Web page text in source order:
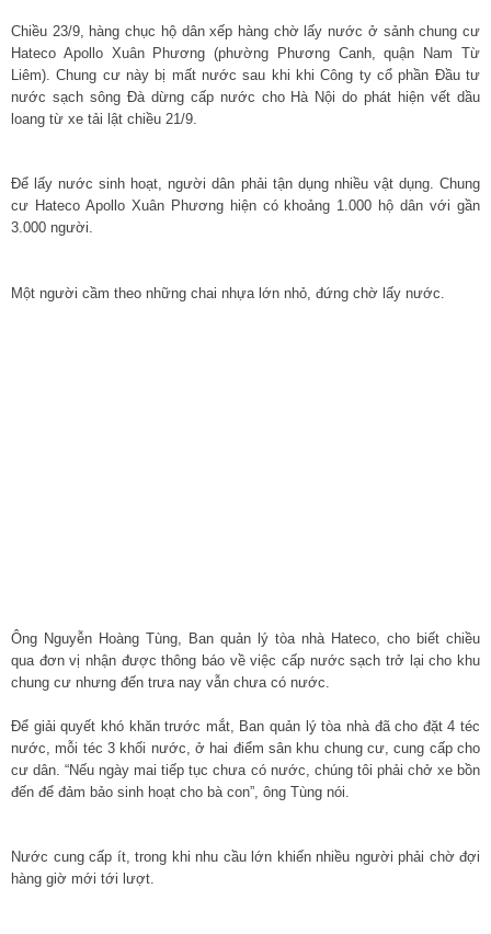
Chiều 23/9, hàng chục hộ dân xếp hàng chờ lấy nước ở sảnh chung cư
Hateco Apollo Xuân Phương (phường Phương Canh, quận Nam Từ
Liêm). Chung cư này bị mất nước sau khi khi Công ty cổ phần Đầu tư
nước sạch sông Đà dừng cấp nước cho Hà Nội do phát hiện vết dầu
loang từ xe tải lật chiều 21/9.
Để lấy nước sinh hoạt, người dân phải tận dụng nhiều vật dụng. Chung
cư Hateco Apollo Xuân Phương hiện có khoảng 1.000 hộ dân với gần
3.000 người.
Một người cầm theo những chai nhựa lớn nhỏ, đứng chờ lấy nước.
Ông Nguyễn Hoàng Tùng, Ban quản lý tòa nhà Hateco, cho biết chiều
qua đơn vị nhận được thông báo về việc cấp nước sạch trở lại cho khu
chung cư nhưng đến trưa nay vẫn chưa có nước.
Để giải quyết khó khăn trước mắt, Ban quản lý tòa nhà đã cho đặt 4 téc
nước, mỗi téc 3 khối nước, ở hai điểm sân khu chung cư, cung cấp cho
cư dân. “Nếu ngày mai tiếp tục chưa có nước, chúng tôi phải chở xe bồn
đến để đảm bảo sinh hoạt cho bà con”, ông Tùng nói.
Nước cung cấp ít, trong khi nhu cầu lớn khiến nhiều người phải chờ đợi
hàng giờ mới tới lượt.